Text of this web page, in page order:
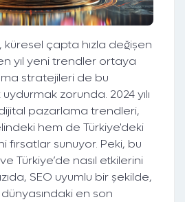
çapta hızla değişen
yıl yeni trendler ortaya
stratejileri de bu
zorunda. 2024 yılı
pazarlama trendleri,
hem de Türkiye'deki
fırsatlar sunuyor. Peki, bu
Türkiye’de nasıl etkilerini
SEO uyumlu bir şekilde,
en son